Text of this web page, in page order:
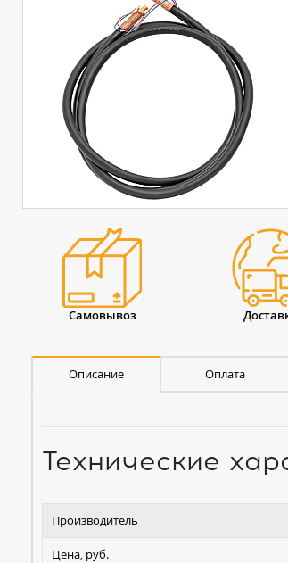
Самовывоз
Описание Оплата
Технические
Производитель
Цена, руб.